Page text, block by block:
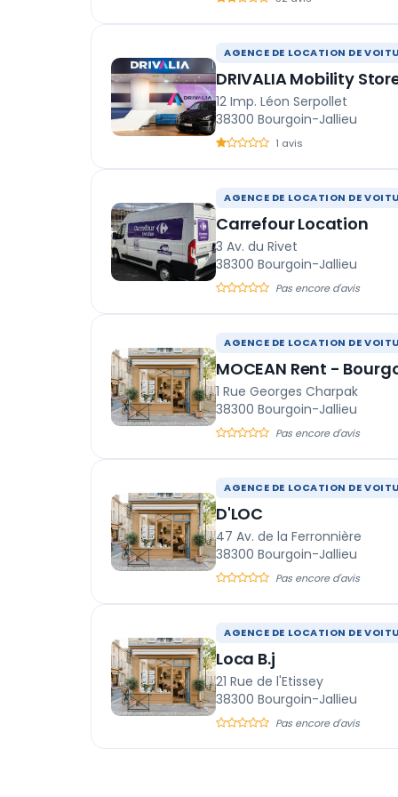
AGENCE DE LOCATION DE
DRIVALIA Mobility
12 Imp. Léon Serpollet
38300 Bourgoin-Jallieu
1 avis
AGENCE DE LOCATION DE
Carrefour Location
3 Av. du Rivet
38300 Bourgoin-Jallieu
Pas encore d'avis
AGENCE DE LOCATION DE
MOCEAN Rent -
1 Rue Georges Charpak
38300 Bourgoin-Jallieu
Pas encore d'avis
AGENCE DE LOCATION DE
D'LOC
47 Av. de la Ferronnière
38300 Bourgoin-Jallieu
Pas encore d'avis
AGENCE DE LOCATION DE
Loca B.j
21 Rue de l'Etissey
38300 Bourgoin-Jallieu
Pas encore d'avis